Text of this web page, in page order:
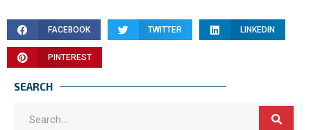
FACEBOOK TWITTER LINKEDIN
PINTEREST
SEARCH